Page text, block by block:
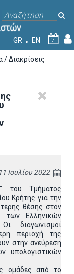
GR EN 7
/ Διακρίσεις
Ιουλίου 2022
του Τμήματος
Κρήτης για την
θέσης στον
των Ελληνικών
διαγωνισμοί
περιοχή της
στην ανεύρεση
υπολογιστικών
ομάδες από το